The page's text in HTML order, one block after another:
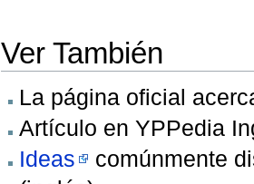
Ver También
La página oficial
Artículo en YPPedia
Ideas
comúnmente